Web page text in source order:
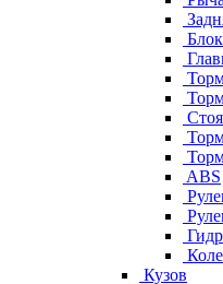
ABS
Кузов